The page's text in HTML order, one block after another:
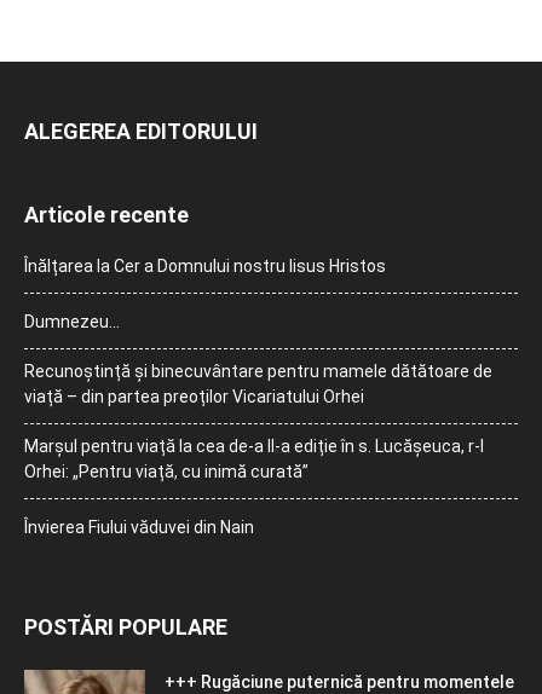
ALEGEREA EDITORULUI
Articole recente
Înălțarea la Cer a Domnului nostru Iisus Hristos
Dumnezeu…
Recunoștință și binecuvântare pentru mamele dătătoare de
viață – din partea preoților Vicariatului Orhei
Marșul pentru viață la cea de-a II-a ediție în s. Lucășeuca, r-l
Orhei: „Pentru viață, cu inimă curată”
Învierea Fiului văduvei din Nain
POSTĂRI POPULARE
+++ Rugăciune puternică pentru momentele